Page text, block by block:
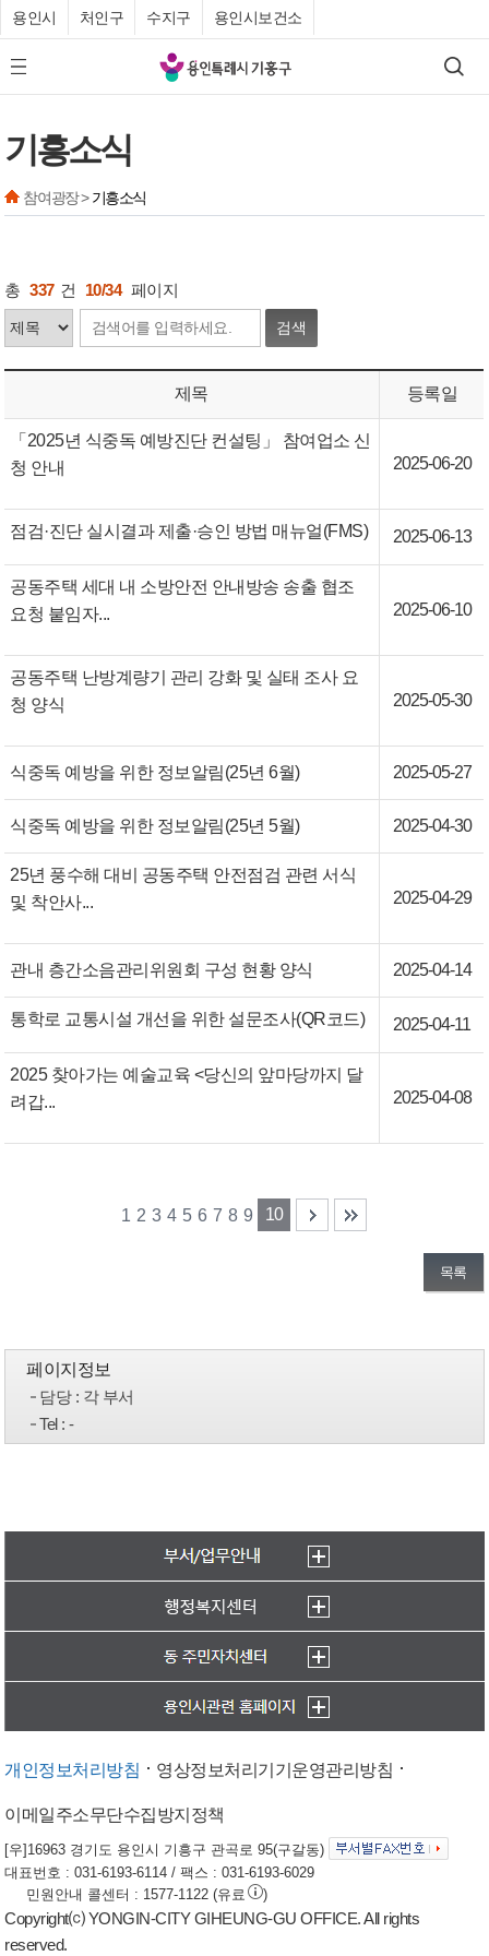
용인시 처인구 수지구 용인시보건소
모바일 메뉴 버튼
기
흥
검색
기흥소식
참여광장 >기흥소식
총 337 건 10/34 페이지
검색
제목 등록일
「2025년 식중독 예방진단 컨설팅」 참여업소 신
청 안내
2025-06-20
점검·진단 실시결과 제출·승인 방법 매뉴얼(FMS) 2025-06-13
공동주택 세대 내 소방안전 안내방송 송출 협조
요청 붙임자...
2025-06-10
공동주택 난방계량기 관리 강화 및 실태 조사 요
청 양식
2025-05-30
식중독 예방을 위한 정보알림(25년 6월) 2025-05-27
식중독 예방을 위한 정보알림(25년 5월) 2025-04-30
25년 풍수해 대비 공동주택 안전점검 관련 서식
및 착안사...
2025-04-29
관내 층간소음관리위원회 구성 현황 양식 2025-04-14
통학로 교통시설 개선을 위한 설문조사(QR코드) 2025-04-11
2025 찾아가는 예술교육 <당신의 앞마당까지 달
려갑...
2025-04-08
1 2 3 4 5 6 7 8 9 10
목록
페이지정보
담당: 각 부서
Tel: -
개인정보처리방침 영상정보처리기기운영관리방침
이메일주소무단수집방지정책
[우]16963 경기도 용인시 기흥구 관곡로 95(구갈동)
대표번호 : 031-6193-6114 / 팩스 : 031-6193-6029
민원안내 콜센터 : 1577-1122 (유료
)
Copyright⒞ YONGIN-CITY GIHEUNG-GU OFFICE. All rights
reserved.